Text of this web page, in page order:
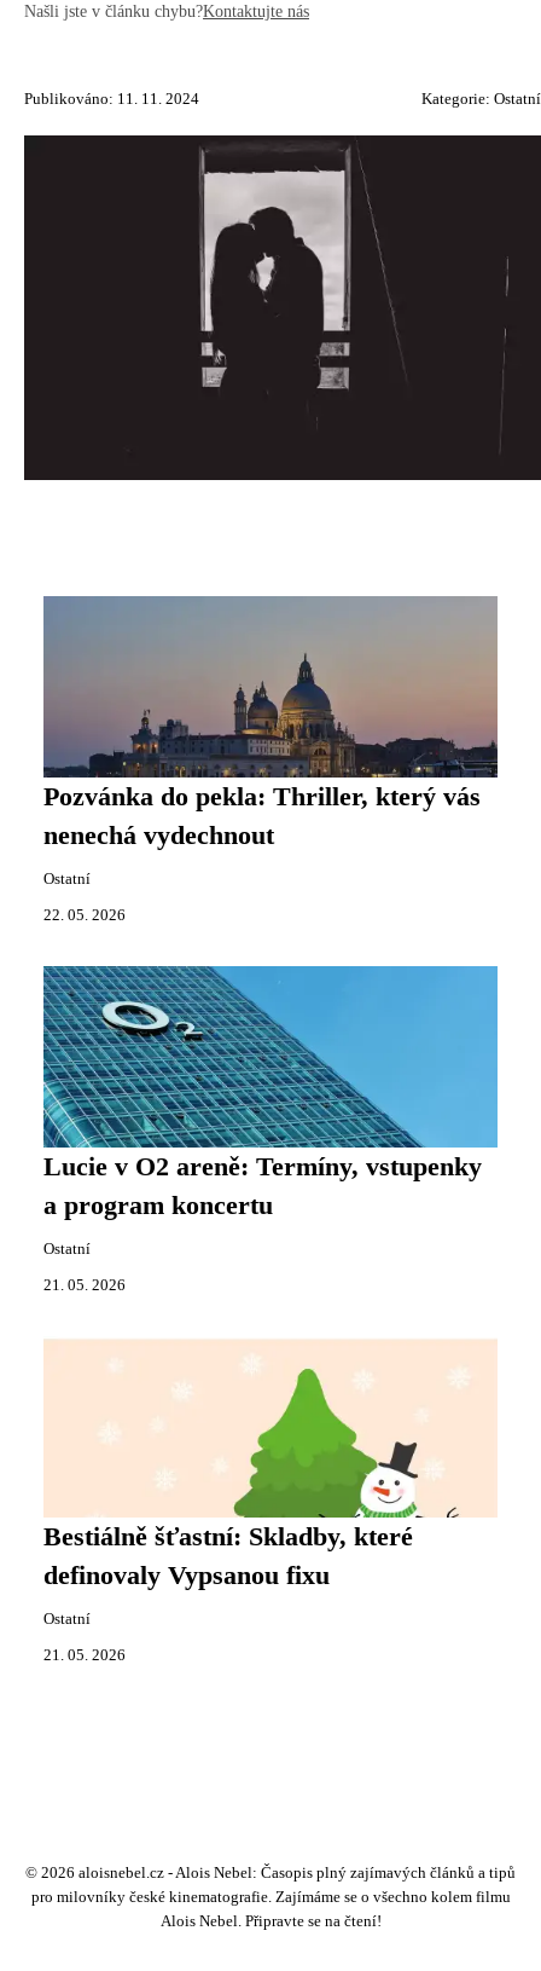
Našli jste v článku chybu?Kontaktujte nás
Publikováno: 11. 11. 2024 Kategorie: Ostatní
Pozvánka do pekla: Thriller, který vás
nenechá vydechnout
Ostatní
22. 05. 2026
Lucie v O2 areně: Termíny, vstupenky
a program koncertu
Ostatní
21. 05. 2026
Bestiálně šťastní: Skladby, které
definovaly Vypsanou fixu
Ostatní
21. 05. 2026
© 2026 aloisnebel.cz - Alois Nebel: Časopis plný zajímavých článků a tipů
pro milovníky české kinematografie. Zajímáme se o všechno kolem filmu
Alois Nebel. Připravte se na čtení!